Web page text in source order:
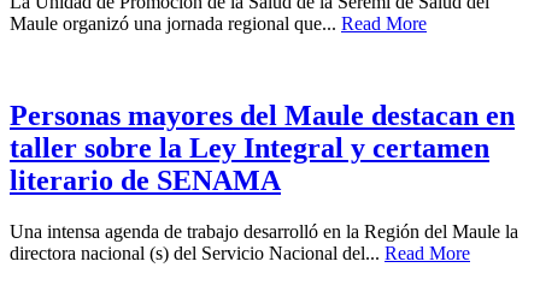
Maule organizó una jornada regional que... Read More
Personas mayores del Maule destacan en
taller sobre la Ley Integral y certamen
literario de SENAMA
Una intensa agenda de trabajo desarrolló en la Región del Maule la
directora nacional (s) del Servicio Nacional del... Read More